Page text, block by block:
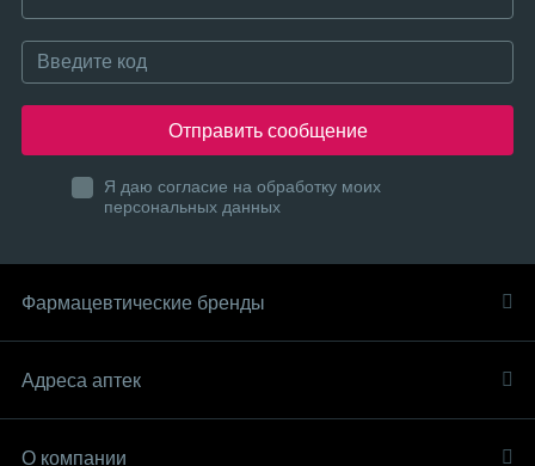
Отправить сообщение
Я даю согласие на обработку моих
персональных данных
Фармацевтические бренды
Адреса аптек
О компании